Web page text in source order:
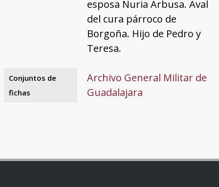
esposa Nuria Arbusa. Aval
del cura párroco de
Borgoña. Hijo de Pedro y
Teresa.
Conjuntos de
fichas
Archivo General Militar de
Guadalajara